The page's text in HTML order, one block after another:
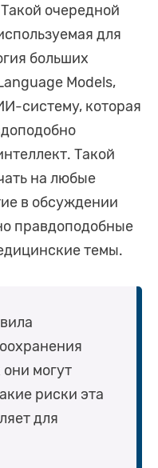
очередной
для
больших
Models,
систему, которая
Такой
на любые
в обсуждении
правдоподобные
темы.
они могут
риски эта
для